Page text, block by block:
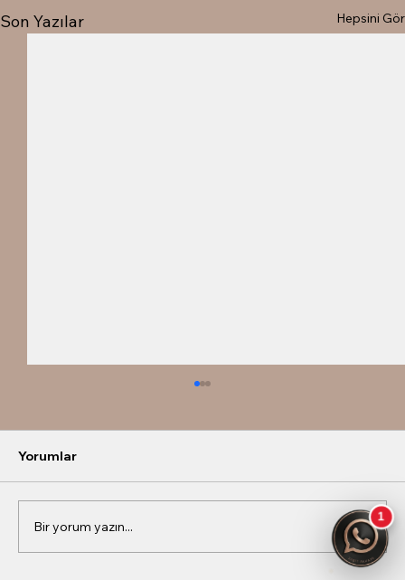
Son Yazılar Hepsini Gör
Talya Çelebi
Yorumlar
Bir yorum yazın...